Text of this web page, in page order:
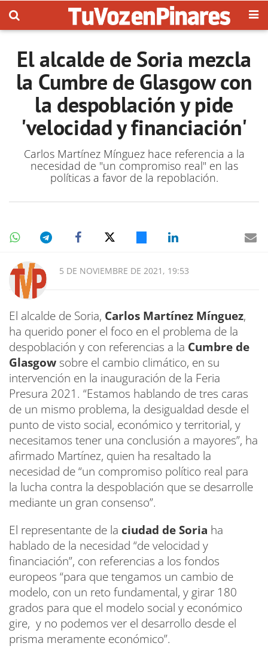
El alcalde de Soria mezcla
la Cumbre de Glasgow con
la despoblación y pide
'velocidad y financiación'
Carlos Martínez Mínguez hace referencia a la
necesidad de "un compromiso real" en las
políticas a favor de la repoblación.
5 DE NOVIEMBRE DE 2021, 19:53
El alcalde de Soria, Carlos Martínez Mínguez,
ha querido poner el foco en el problema de la
despoblación y con referencias a la Cumbre de
Glasgow sobre el cambio climático, en su
intervención en la inauguración de la Feria
Presura 2021. “Estamos hablando de tres caras
de un mismo problema, la desigualdad desde el
punto de visto social, económico y territorial, y
necesitamos tener una conclusión a mayores”, ha
afirmado Martínez, quien ha resaltado la
necesidad de “un compromiso político real para
la lucha contra la despoblación que se desarrolle
mediante un gran consenso”.
El representante de la ciudad de Soria ha
hablado de la necesidad “de velocidad y
financiación”, con referencias a los fondos
europeos “para que tengamos un cambio de
modelo, con un reto fundamental, y girar 180
grados para que el modelo social y económico
gire, y no podemos ver el desarrollo desde el
prisma meramente económico”.